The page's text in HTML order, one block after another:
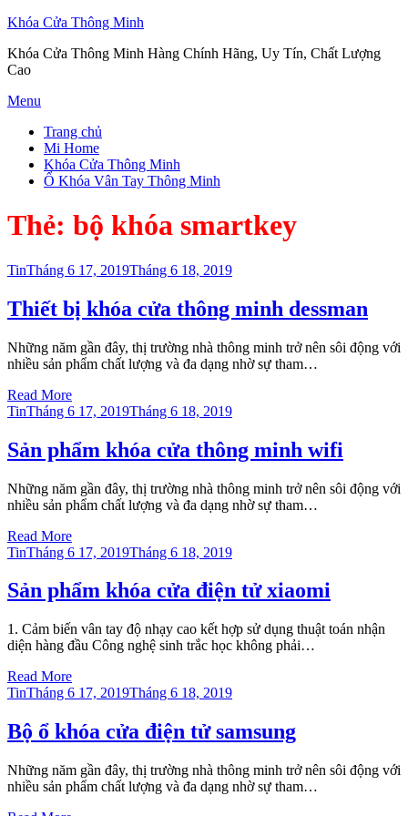
Khóa Cửa Thông Minh
Khóa Cửa Thông Minh Hàng Chính Hãng, Uy Tín, Chất Lượng
Cao
Skip
content
Menu
Trang chủ
Mi Home
Khóa Cửa Thông Minh
Ổ Khóa Vân Tay Thông Minh
Thẻ: bộ khóa smartkey
TinPosted
Tháng 6 17, 2019Tháng 6 18, 2019
Thiết bị khóa cửa thông minh dessman
Những năm gần đây, thị trường nhà thông minh trở nên sôi động với
nhiều sản phẩm chất lượng và đa dạng nhờ sự tham…
Read More
TinPosted
Tháng 6 17, 2019Tháng 6 18, 2019
Sản phẩm khóa cửa thông minh wifi
Những năm gần đây, thị trường nhà thông minh trở nên sôi động với
nhiều sản phẩm chất lượng và đa dạng nhờ sự tham…
Read More
TinPosted
Tháng 6 17, 2019Tháng 6 18, 2019
Sản phẩm khóa cửa điện tử xiaomi
1. Cảm biến vân tay độ nhạy cao kết hợp sử dụng thuật toán nhận
diện hàng đầu Công nghệ sinh trắc học không phải…
Read More
TinPosted
Tháng 6 17, 2019Tháng 6 18, 2019
Bộ ổ khóa cửa điện tử samsung
Những năm gần đây, thị trường nhà thông minh trở nên sôi động với
nhiều sản phẩm chất lượng và đa dạng nhờ sự tham…